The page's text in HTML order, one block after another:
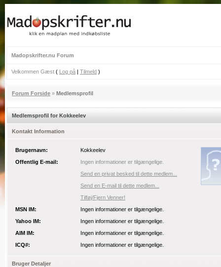
Madopskrifter.nu Forum
Velkommen Gæst ( Log på | Tilmeld )
Forum Forside » Medlemsprofil
Medlemsprofil for Kokkeelev
Kontakt Information
Brugernavn:
Kokkeelev
Offentlig E-mail:
Ingen informationer er tilgængelige.
Send en privat besked til dette medlem...
Send en E-mail til dette medlem...
Tilføj/Fjern Venner!
MSN IM:
Ingen informationer er tilgængelige.
Yahoo IM:
Ingen informationer er tilgængelige.
AIM IM:
Ingen informationer er tilgængelige.
ICQ#:
Ingen informationer er tilgængelige.
Bruger Detaljer